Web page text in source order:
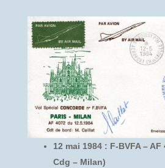
12 mai 1984 : F-BVFA – AF
Cdg – Milan)